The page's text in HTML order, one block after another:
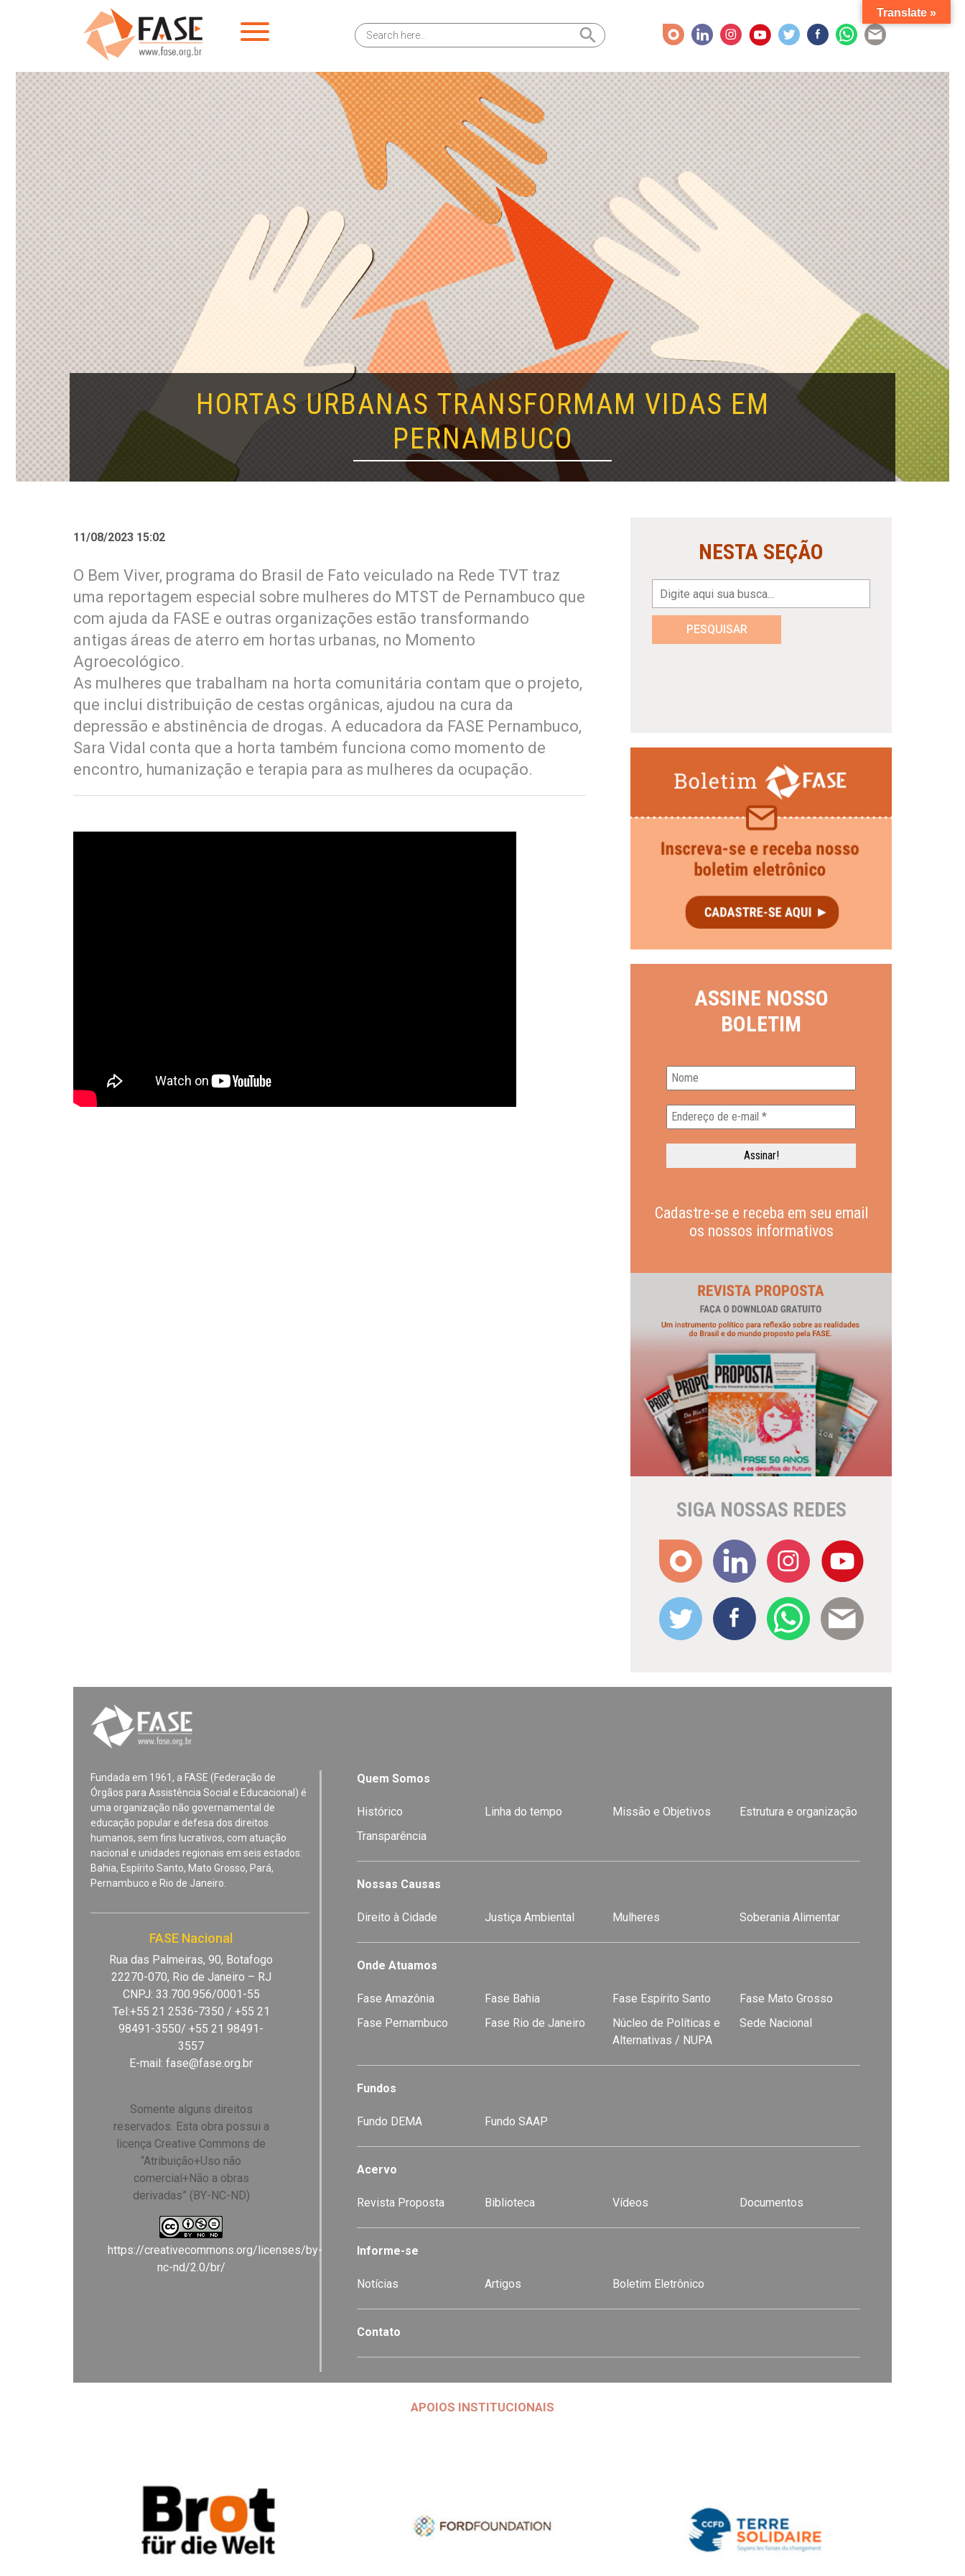
Search
for:
Search Button
HORTAS URBANAS TRANSFORMAM VIDAS EM
PERNAMBUCO
11/08/2023 15:02
O Bem Viver, programa do Brasil de Fato veiculado na Rede TVT traz
uma reportagem especial sobre mulheres do MTST de Pernambuco que
com ajuda da FASE e outras organizações estão transformando
antigas áreas de aterro em hortas urbanas, no Momento
Agroecológico.
As mulheres que trabalham na horta comunitária contam que o projeto,
que inclui distribuição de cestas orgânicas, ajudou na cura da
depressão e abstinência de drogas. A educadora da FASE Pernambuco,
Sara Vidal conta que a horta também funciona como momento de
encontro, humanização e terapia para as mulheres da ocupação.
NESTA SEÇÃO
PESQUISAR
ASSINE NOSSO
BOLETIM
Cadastre-se e receba em seu email
os nossos informativos
SIGA NOSSAS REDES
Fundada em 1961, a FASE (Federação de
Órgãos para Assistência Social e Educacional) é
uma organização não governamental de
educação popular e defesa dos direitos
humanos, sem fins lucrativos, com atuação
nacional e unidades regionais em seis estados:
Bahia, Espírito Santo, Mato Grosso, Pará,
Pernambuco e Rio de Janeiro.
FASE Nacional
Rua das Palmeiras, 90, Botafogo
22270-070, Rio de Janeiro – RJ
CNPJ: 33.700.956/0001-55
Tel:+55 21 2536-7350 / +55 21
98491-3550/ +55 21 98491-
3557
E-mail:fase@fase.org.br
Somente alguns direitos
reservados. Esta obra possui a
licença Creative Commons de
“Atribuição+Uso não
comercial+Não a obras
derivadas” (BY-NC-ND)
https://creativecommons.org/licenses/by-
nc-nd/2.0/br/
Quem Somos
Histórico Linha do tempo Missão e Objetivos
Estrutura e organização
Transparência
Nossas Causas
Direito à Cidade Justiça Ambiental Mulheres Soberania Alimentar
Onde Atuamos
Fase Amazônia Fase Bahia Fase Espírito Santo
Fase Mato Grosso
Fase Pernambuco
Fase Rio de Janeiro
Núcleo de Políticas e
Alternativas / NUPA
Sede Nacional
Fundos
Fundo DEMA Fundo SAAP
Acervo
Revista Proposta Biblioteca Vídeos Documentos
Informe-se
Notícias Artigos Boletim Eletrônico
Contato
APOIOS INSTITUCIONAIS
Translate »